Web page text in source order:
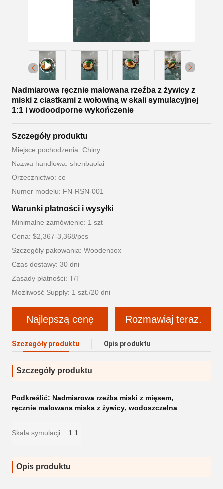
Nadmiarowa ręcznie malowana rzeźba z żywicy z
miski z ciastkami z wołowiną w skali symulacyjnej
1:1 i wodoodporne wykończenie
Szczegóły produktu
Miejsce pochodzenia: Chiny
Nazwa handlowa: shenbaolai
Orzecznictwo: ce
Numer modelu: FN-RSN-001
Warunki płatności i wysyłki
Minimalne zamówienie: 1 szt
Cena: $2,367-3,368/pcs
Szczegóły pakowania: Woodenbox
Czas dostawy: 30 dni
Zasady płatności: T/T
Możliwość Supply: 1 szt./20 dni
Najlepszą cenę Rozmawiaj teraz.
Szczegóły produktu Opis produktu
Szczegóły produktu
Podkreślić: Nadmiarowa rzeźba miski z mięsem,
ręcznie malowana miska z żywicy, wodoszczelna
Skala symulacji: 1:1
Opis produktu